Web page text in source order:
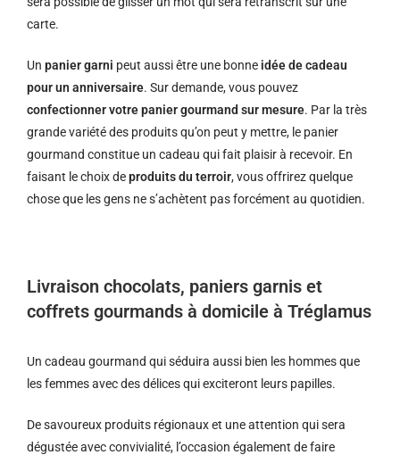
carte.
Un panier garni peut aussi être une bonne idée de cadeau
pour un anniversaire. Sur demande, vous pouvez
confectionner votre panier gourmand sur mesure. Par la très
grande variété des produits qu’on peut y mettre, le panier
gourmand constitue un cadeau qui fait plaisir à recevoir. En
faisant le choix deproduits du terroir, vous offrirez quelque
chose que les gens ne s’achètent pas forcément au quotidien.
Livraison chocolats, paniers garnis et
coffrets gourmands à domicile à Tréglamus
Un cadeau gourmand qui séduira aussi bien les hommes que
les femmes avec des délices qui exciteront leurs papilles.
De savoureux produits régionaux et une attention qui sera
dégustée avec convivialité, l’occasion également de faire